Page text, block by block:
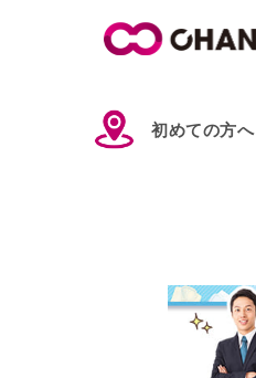
初めての方へ